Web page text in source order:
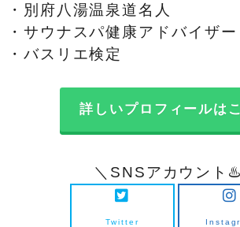
・別府八湯温泉道名人
・サウナスパ健康アドバイザー
・バスリエ検定
詳しいプロフィールは
＼SNSアカウント
Twitter